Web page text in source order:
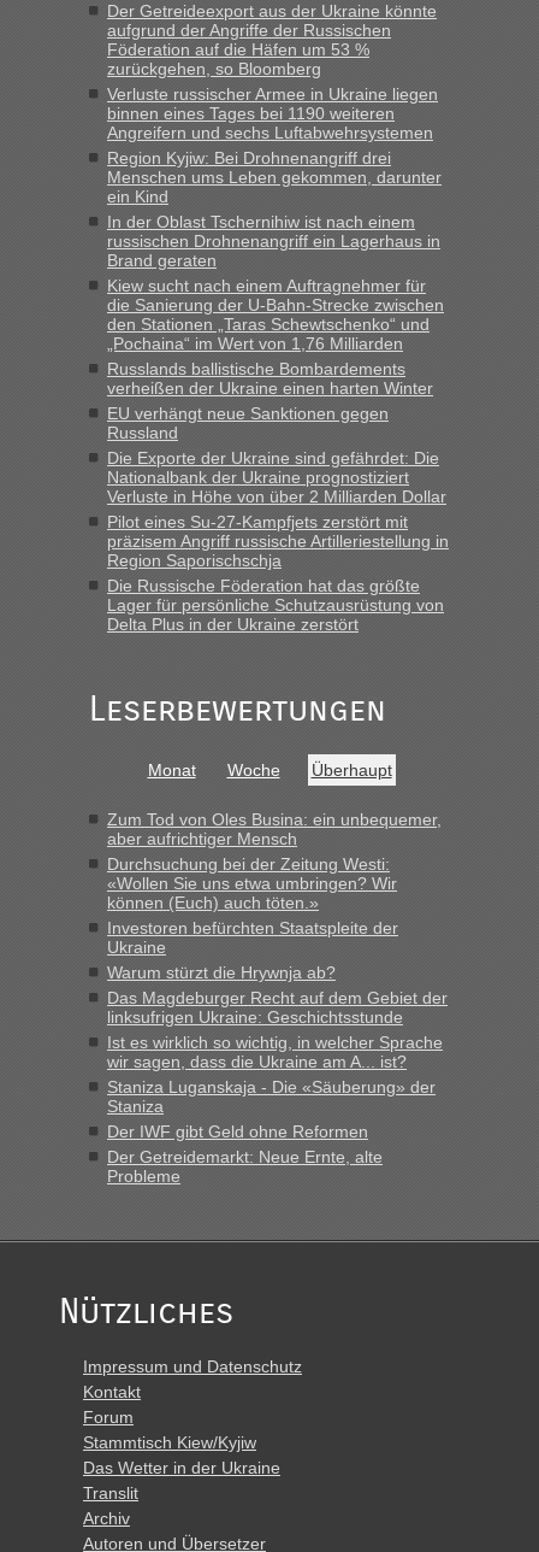
Milliarden aufgedeckt
„Kein Zoll. Du musst an sich nur sagen dass das privat ist
und du nicht damit handeln willst. So lange das nicht
Originalverpackt ist und ersichlich das nicht neu sollte es
keine Probleme geben“
Recht, Visa und Dokumente • Deklaration
gebrauchter Kleidung beim Zoll
„Hallo Leute, ich weiß nicht, ob ich hier richtig bin mit meiner
Anfrage. Ich möchte 4 Umzugskartons mit gebrauchter
Straßen Kleidung bei der Einreise in die Ukraine
mitnehmen. Es ist gebrauchte Kleidung...“
Berichte und Reisetipps • Re: An welchem
Grenzübergang zwischen Polen und der Ukraine geht es am
schnellsten?
„Wir sind mit unserem Wohnmobil, wie geplant am Montag
15.6. in Krakovets rüber. Sehr zeitig los gegen 5 Uhr in der
Früh. Mit sehr sehr wenig Verkehr, super bis zur Grenze. Nur
8 PKW vor der Schranke....“
Berichte und Reisetipps • Re: An welchem
Grenzübergang zwischen Polen und der Ukraine geht es am
schnellsten?
„Gestern 6 Stunden warten vor der Grenze Richtung Polen
Bernd D-UAinBerichte und Reisetipps • Re: An welchem
„Bin am Montag 15.6.26 um 8 Uhr in Urgyniw ausgereist,
das erste Mal an einem Montagmorgen ca. 15 Fahrzeuge
vor mir, bin sonst der Erste oder Zweite, egal, nach ca 20
Minuten wurde dann die nächste Welle...“
Berichte und Reisetipps • Re: An welchem
Grenzübergang zwischen Polen und der Ukraine geht es am
schnellsten?
„Derzeit, ist es überall sehr voll an den Grenzen Ukraine/
Polen. Zb. Krakovets 100 PKW ca. 10 h Wartezeit. Wollen
Montag rüber, versuchen es sehr früh.“
Der Getreideexport aus der Ukraine könnte
aufgrund der Angriffe der Russischen
Föderation auf die Häfen um 53 %
zurückgehen, so Bloomberg
Verluste russischer Armee in Ukraine liegen
binnen eines Tages bei 1190 weiteren
Angreifern und sechs Luftabwehrsystemen
Region Kyjiw: Bei Drohnenangriff drei
Menschen ums Leben gekommen, darunter
ein Kind
In der Oblast Tschernihiw ist nach einem
russischen Drohnenangriff ein Lagerhaus in
Brand geraten
Kiew sucht nach einem Auftragnehmer für
die Sanierung der U-Bahn-Strecke zwischen
den Stationen „Taras Schewtschenko“ und
„Pochaina“ im Wert von 1,76 Milliarden
Russlands ballistische Bombardements
verheißen der Ukraine einen harten Winter
EU verhängt neue Sanktionen gegen
Russland
Die Exporte der Ukraine sind gefährdet: Die
Nationalbank der Ukraine prognostiziert
Verluste in Höhe von über 2 Milliarden Dollar
Pilot eines Su-27-Kampfjets zerstört mit
präzisem Angriff russische Artilleriestellung in
Region Saporischschja
Die Russische Föderation hat das größte
Lager für persönliche Schutzausrüstung von
Delta Plus in der Ukraine zerstört
Leserbewertungen
Monat Woche Überhaupt
Zum Tod von Oles Busina: ein unbequemer,
aber aufrichtiger Mensch
Durchsuchung bei der Zeitung Westi:
«Wollen Sie uns etwa umbringen? Wir
können (Euch) auch töten.»
Investoren befürchten Staatspleite der
Ukraine
Warum stürzt die Hrywnja ab?
Das Magdeburger Recht auf dem Gebiet der
linksufrigen Ukraine: Geschichtsstunde
Ist es wirklich so wichtig, in welcher Sprache
wir sagen, dass die Ukraine am A... ist?
Staniza Luganskaja - Die «Säuberung» der
Staniza
Der IWF gibt Geld ohne Reformen
Der Getreidemarkt: Neue Ernte, alte
Probleme
Nützliches
Impressum und Datenschutz
Kontakt
Forum
Stammtisch Kiew/Kyjiw
Das Wetter in der Ukraine
Translit
Archiv
Autoren und Übersetzer